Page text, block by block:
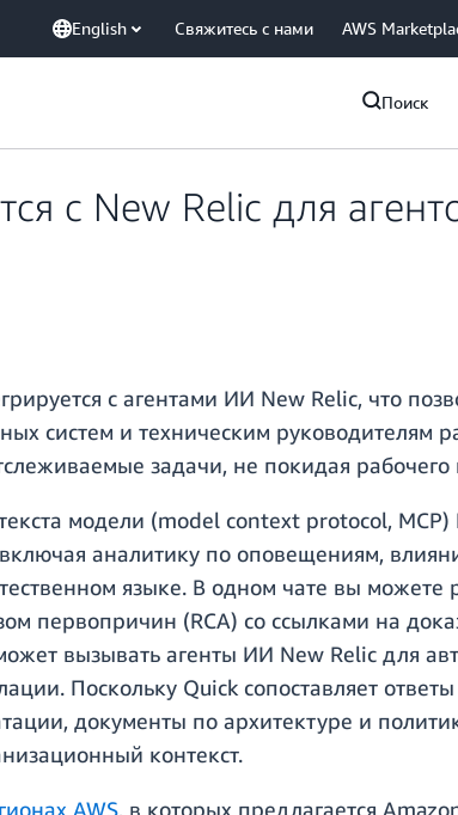
English Свяжитесь с нами AWS
Поиск
с New Relic для
с агентами ИИ New Relic, что
систем и техническим руководителям
задачи, не покидая
модели (model context protocol,
аналитику по оповещениям,
языке. В одном чате вы можете
первопричин (RCA) со ссылками на
вызывать агенты ИИ New Relic для
Поскольку Quick сопоставляет
документы по архитектуре и
контекст.
AWS, в которых предлагается